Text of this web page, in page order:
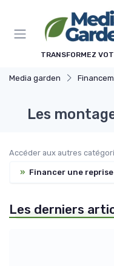
TRANSFORMEZ
Media garden
Les
Accéder aux autres
» Financer une
Les derniers